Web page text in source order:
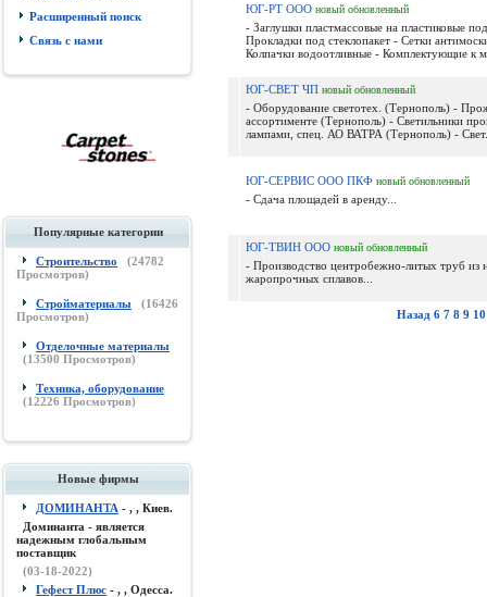
Расширенный поиск
Связь с нами
Популярные категории
Строительство (24782
Просмотров)
Стройматериалы (16426
Просмотров)
Отделочные материалы
(13500 Просмотров)
Техника, оборудование
(12226 Просмотров)
Новые фирмы
ДОМИНАНТА - , , Киев.
Доминанта - является
надежным глобальным
поставщик
(03-18-2022)
Гефест Плюс - , , Одесса.
ЮГ-РТ ООО новый обновленный
- Заглушки пластмассовые на пластиковые
Прокладки под стеклопакет - Сетки
Колпачки водоотливные - Комплектующие к
ЮГ-СВЕТ ЧП новый обновленный
- Оборудование светотех. (Тернополь) -
ассортименте (Тернополь) - Светильники
лампами, спец. АО ВАТРА (Тернополь) -
ЮГ-СЕРВИС ООО ПКФ новый обновленный
- Сдача площадей в аренду...
ЮГ-ТВИН ООО новый обновленный
- Производство центробежно-литых труб из
жаропрочных сплавов...
Назад 6 7 8 9 10